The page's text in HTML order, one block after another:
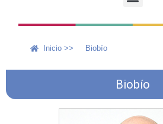
Inicio >> Biobío
Biobío